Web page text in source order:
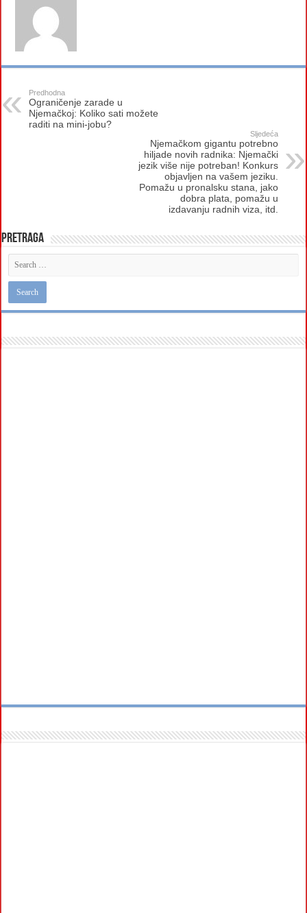
Predhodna
Ograničenje zarade u
Njemačkoj: Koliko sati možete
raditi na mini-jobu?
Sljedeća
Njemačkom gigantu potrebno
hiljade novih radnika: Njemački
jezik više nije potreban! Konkurs
objavljen na vašem jeziku.
Pomažu u pronalsku stana, jako
dobra plata, pomažu u
izdavanju radnih viza, itd.
Pretraga